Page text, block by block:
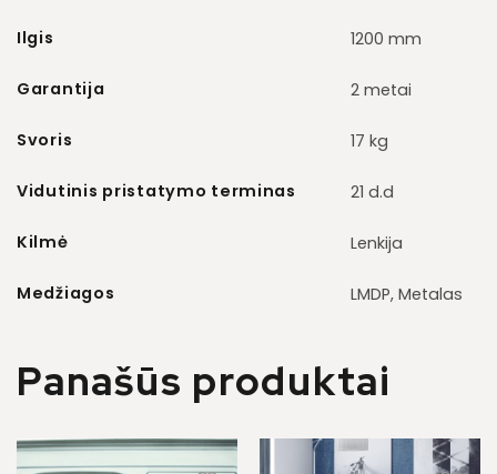
Ilgis 1200 mm
Garantija 2 metai
Svoris 17 kg
Vidutinis pristatymo terminas 21 d.d
Kilmė Lenkija
Medžiagos LMDP, Metalas
Panašūs produktai